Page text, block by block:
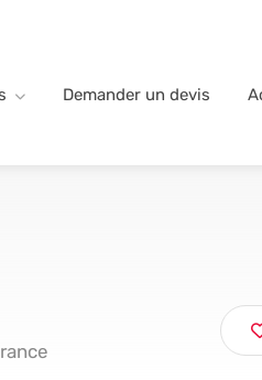
Demander un devis